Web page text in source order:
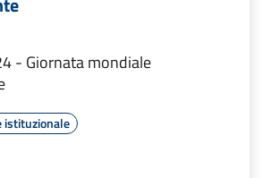
- Giornata mondiale
istituzionale